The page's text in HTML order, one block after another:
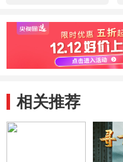
相关推荐